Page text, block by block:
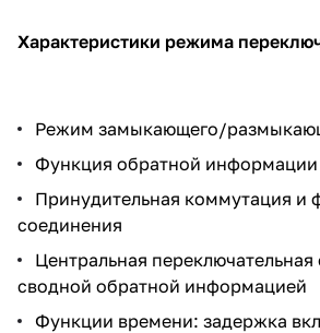
Характеристики режима
Режим замыкающего/
Функция обратной информации
Принудительная коммутация и
соединения
Центральная
сводной обратной информацией
Функции времени: задержка